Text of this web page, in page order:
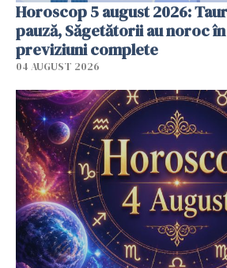
Horoscop 5 august 2026:
pauză, Săgetătorii au noroc
previziuni complete
04 AUGUST 2026